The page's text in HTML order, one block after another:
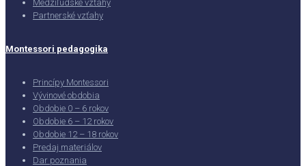
Medziľudské vzťahy
Partnerské vzťahy
Montessori pedagogika
Princípy Montessori
Vývinové obdobia
Obdobie 0 – 6 rokov
Obdobie 6 – 12 rokov
Obdobie 12 – 18 rokov
Predaj materiálov
Dar poznania